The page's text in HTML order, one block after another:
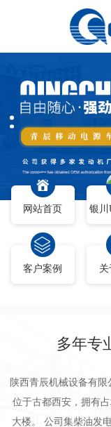
网站首页
客户案例 关
多年专
陕西青辰机械设备有限
位于古都西安，拥有
大楼。 公司集柴油发